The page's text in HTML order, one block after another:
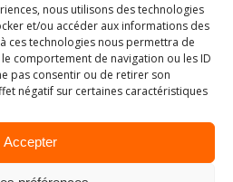
nous utilisons des technologies
et/ou accéder aux informations des
ces technologies nous permettra de
comportement de navigation ou les ID
pas consentir ou de retirer son
négatif sur certaines caractéristiques
Accepter